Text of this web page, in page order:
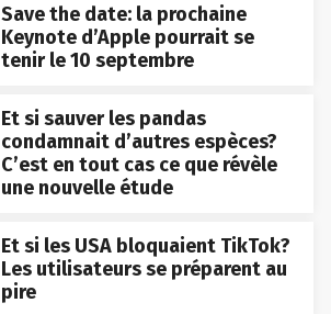
Save the date: la prochaine
Keynote d’Apple pourrait se
tenir le 10 septembre
Et si sauver les pandas
condamnait d’autres espèces?
C’est en tout cas ce que révèle
une nouvelle étude
Et si les USA bloquaient TikTok?
Les utilisateurs se préparent au
pire